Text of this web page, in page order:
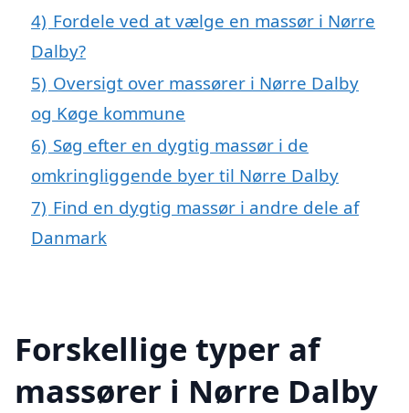
4) Fordele ved at vælge en massør i Nørre
Dalby?
5) Oversigt over massører i Nørre Dalby
og Køge kommune
6) Søg efter en dygtig massør i de
omkringliggende byer til Nørre Dalby
7) Find en dygtig massør i andre dele af
Danmark
Forskellige typer af
massører i Nørre Dalby